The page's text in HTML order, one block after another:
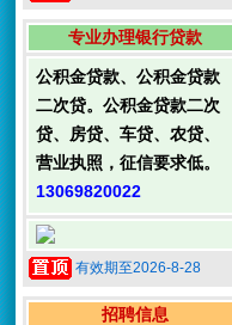
专业办理银行贷款
公积金贷款、公积金贷款
二次贷。公积金贷款二次
贷、房贷、车贷、农贷、
营业执照，征信要求低。
13069820022
有效期至2026-8-28
招聘信息